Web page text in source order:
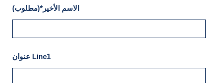
الاسم الأخير*(مطلوب)
عنوان Line1